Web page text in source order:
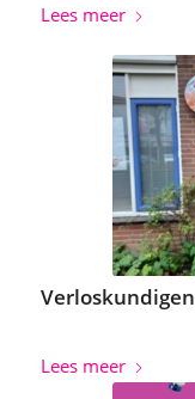
Lees meer
Lees meer